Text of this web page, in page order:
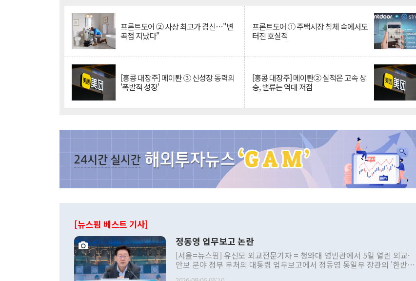
프론트도어 ② 사상 최고가 경신…"변
곡점 지났다"
프론트도어 ① 주택시장 침체 속에서도
터진 호실적
[홍콩 대장주] 메이퇀 ③ 신성장 동력의
'폭발적 성장'
[홍콩 대장주] 메이퇀② 실적은 고속 상
승, 밸류는 역대 저점
[뉴스핌 베스트 기사]
정동영 업무보고 논란
[서울=뉴스핌] 유신모 외교전문기자 = 청와대 영빈관에서 5일 열린 외교·
안보 분야 정부 부처의 대통령 업무보고에서 정동영 통일부 장관의 '한반도